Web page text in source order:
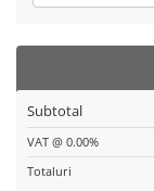
Subtotal
VAT @ 0.00%
Totaluri